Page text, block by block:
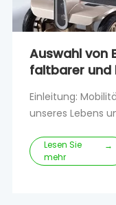
Auswahl von
faltbarer und
Einleitung:
unseres Lebens
Lebensqualität
Lesen Sie
mehr
→